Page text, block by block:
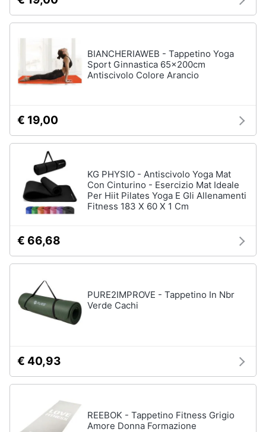
BIANCHERIAWEB - Tappetino Yoga
Sport Ginnastica 65x200cm
Antiscivolo Colore Arancio
€ 19,00
KG PHYSIO - Antiscivolo Yoga Mat
Con Cinturino - Esercizio Mat Ideale
Per Hiit Pilates Yoga E Gli Allenamenti
Fitness 183 X 60 X 1 Cm
€ 66,68
PURE2IMPROVE - Tappetino In Nbr
Verde Cachi
€ 40,93
REEBOK - Tappetino Fitness Grigio
Amore Donna Formazione